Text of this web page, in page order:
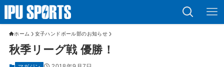
ホーム 女子ハンドボール部のお知らせ
秋季リーグ戦 優勝！